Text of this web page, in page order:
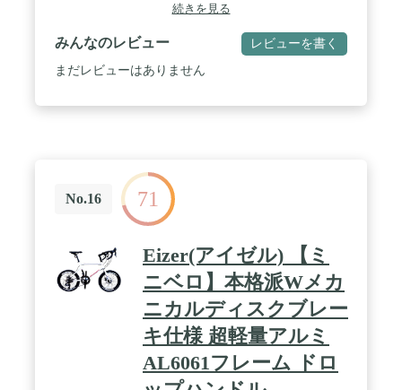
続きを見る
みんなのレビュー レビューを書く
まだレビューはありません
No.16 71
Eizer(アイゼル) 【ミ
ニベロ】本格派Wメカ
ニカルディスクブレー
キ仕様 超軽量アルミ
AL6061フレーム ドロ